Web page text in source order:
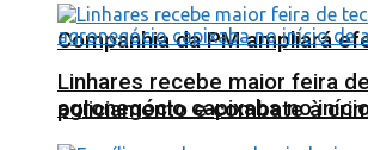
Companhia da PM ampliará
policiamento e combate à
Linhares recebe maior feira
agronegócio capixaba no